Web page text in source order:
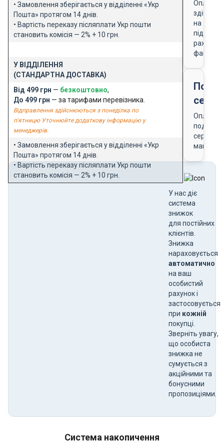
• Замовлення зберігається у відділенні «Укр
Пошта» протягом 14 днів.
• Вартість переказу післяплати Укр пошти
становить комісія — 2% + 10 грн.
У ВІДДІЛЕННЯ
(СТАНДАРТНА ДОСТАВКА)
Від 499 грн — безкоштовно,
До 499 грн — за тарифами перевізника.
Відправлення здійснюються з понеділка по
п'ятницю Уточнюйте додаткову інформацію у
менеджерів.
• Замовлення зберігається у відділенні «Укр
Пошта» протягом 14 днів.
• Вартість переказу післяплати Укр пошти
становить комісія — 2% + 10 грн.
Оплата
на
підставі
рахунку-
фактури
Оплата
магазину
У нас діє
система
знижок
для постійних
клієнтів.
Знижка
нараховується
автоматично
на ваш
особистий
рахунок і
застосовується
при кожній
покупці.
Зверніть увагу,
що особиста
знижка не
сумується з
акційними та
бонусними
пропозиціями.
Система накопичення